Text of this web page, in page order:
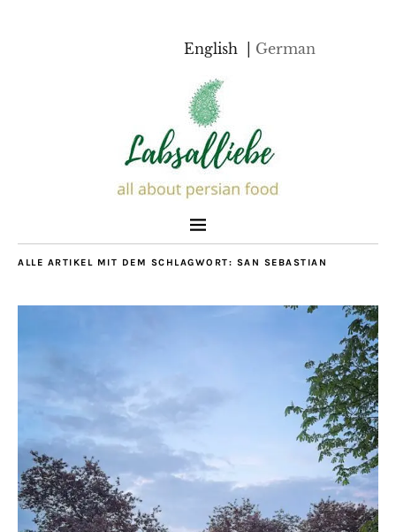
English German
ALLE ARTIKEL MIT DEM SCHLAGWORT: SAN SEBASTIAN